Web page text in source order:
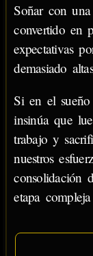
Soñar con
convertido en
expectativas
demasiado
Si en el sueño
insinúa que
trabajo y
nuestros
consolidación
etapa